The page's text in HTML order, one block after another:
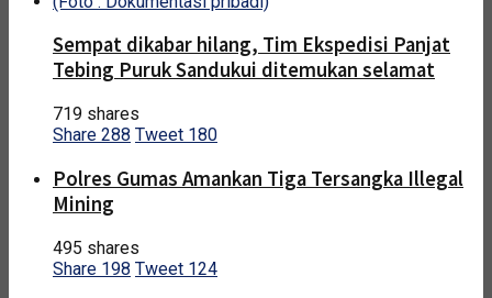
Sempat dikabar hilang, Tim Ekspedisi Panjat
Tebing Puruk Sandukui ditemukan selamat
719 shares
Share 288 Tweet 180
Polres Gumas Amankan Tiga Tersangka Illegal
Mining
495 shares
Share 198 Tweet 124